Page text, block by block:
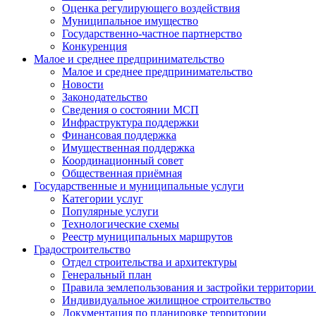
Оценка регулирующего воздействия
Муниципальное имущество
Государственно-частное партнерство
Конкуренция
Малое и среднее предпринимательство
Малое и среднее предпринимательство
Новости
Законодательство
Сведения о состоянии МСП
Инфраструктура поддержки
Финансовая поддержка
Имущественная поддержка
Координационный совет
Общественная приёмная
Государственные и муниципальные услуги
Категории услуг
Популярные услуги
Технологические схемы
Реестр муниципальных маршрутов
Градостроительство
Отдел строительства и архитектуры
Генеральный план
Правила землепользования и застройки
Индивидуальное жилищное строительство
Документация по планировке территории